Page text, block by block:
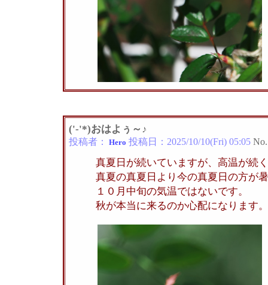
('-'*)おはよぅ～♪
投稿者： Hero 投稿日： 2025/10/10(Fri) 05:05 No.
真夏日が続いていますが、高温が続
真夏の真夏日より今の真夏日の方が
１０月中旬の気温ではないです。
秋が本当に来るのか心配になります。